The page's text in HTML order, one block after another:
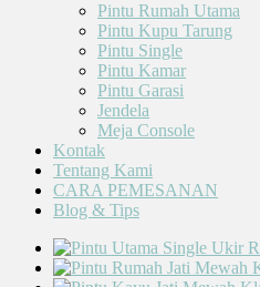
Pintu Rumah Utama
Pintu Kupu Tarung
Pintu Single
Pintu Kamar
Pintu Garasi
Jendela
Meja Console
Kontak
Tentang Kami
CARA PEMESANAN
Blog & Tips